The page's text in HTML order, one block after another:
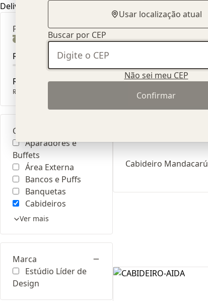
Usar localização atual
Buscar por CEP
Não sei meu CEP
Confirmar
Delivery Methods
Preço
R$ 0
R$ 0
R$ 10
Categoria
Aparadores e
Buffets
Área Externa
Bancos e Puffs
Banquetas
Cabideiros
Ver mais
Marca
Estúdio Líder de
Design
Cabideiro Mandacarú